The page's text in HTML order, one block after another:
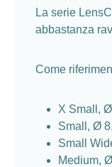
La serie
abbastanza
Come
X Small,
Small, Ø
Small
Medium,